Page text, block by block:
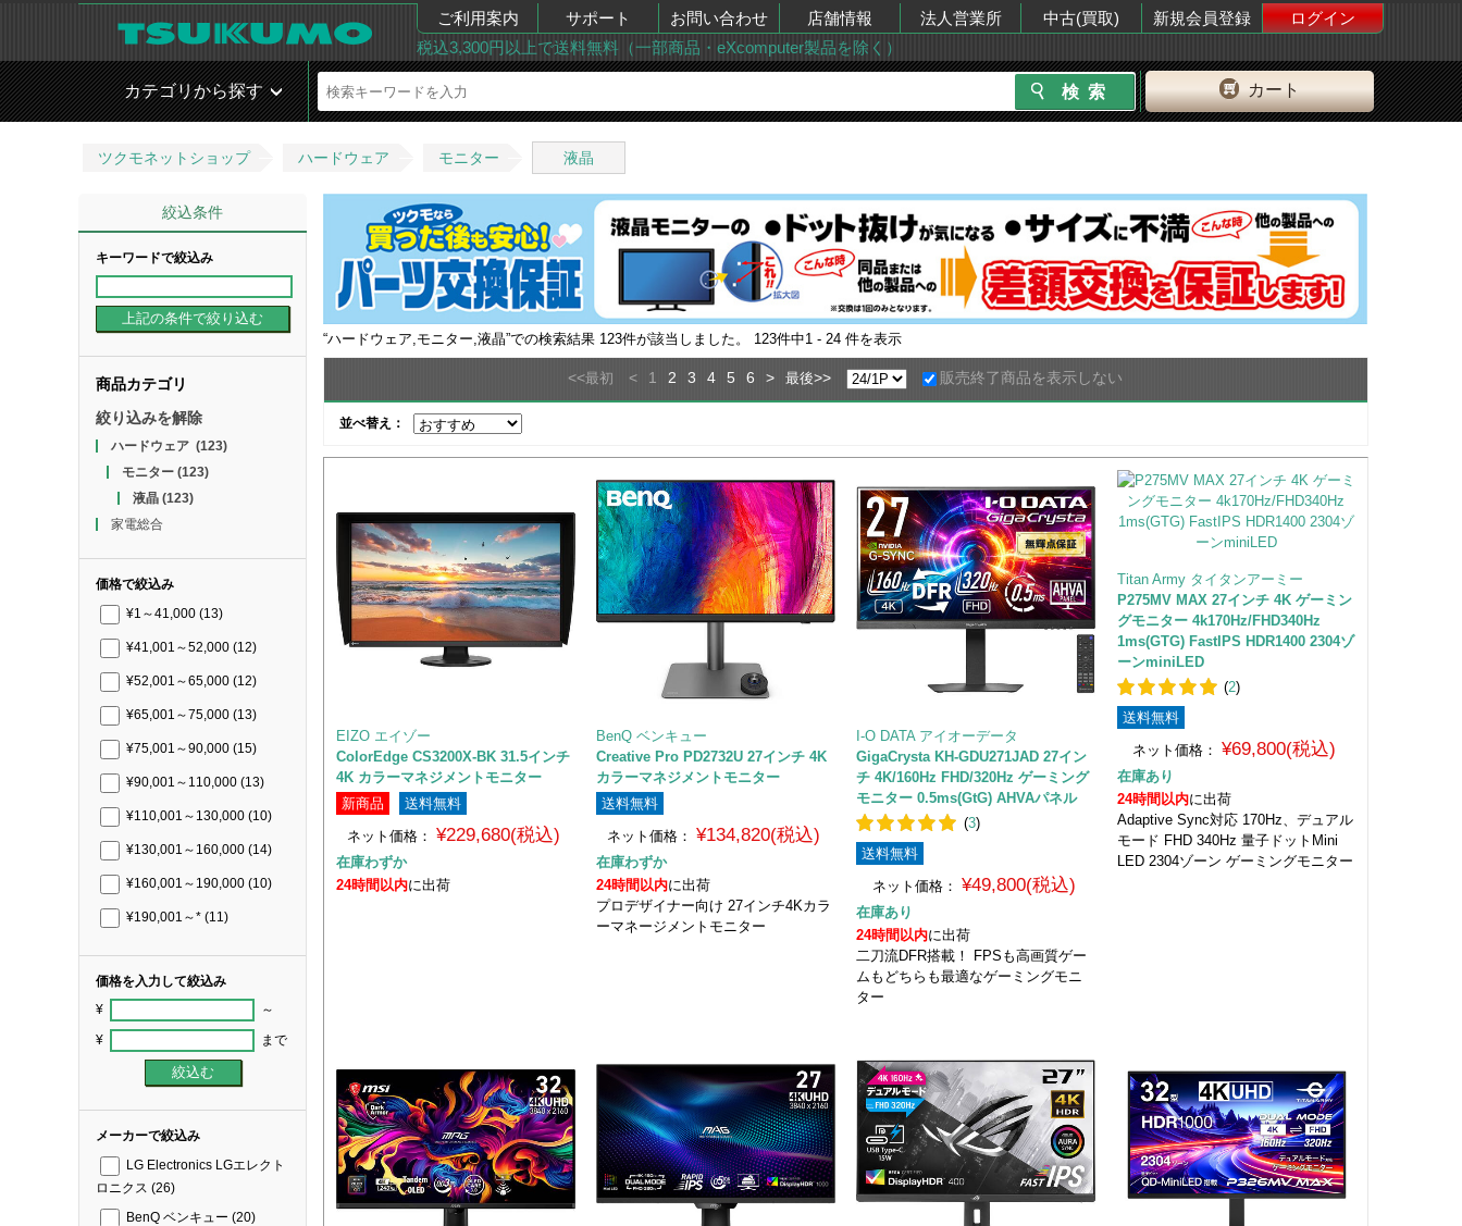
ご利用案内 サポート お問い合わせ 店舗情報 法人営業所 中古(買取) 新規会員登録
ログイン
税込3,300円以上で送料無料（一部商品・eXcomputer製品を除く）
カート
カテゴリから探す
ツクモネットショップ ハードウェア モニター 液晶
絞込条件
キーワードで絞込み
商品カテゴリ
絞り込みを解除
ハードウェア(123)
モニター(123)
液晶(123)
家電総合
価格で絞込み
¥1～41,000 (13)
¥41,001～52,000 (12)
¥52,001～65,000 (12)
¥65,001～75,000 (13)
¥75,001～90,000 (15)
¥90,001～110,000 (13)
¥110,001～130,000 (10)
¥130,001～160,000 (14)
¥160,001～190,000 (10)
¥190,001～* (11)
価格を入力して絞込み
¥ ～
¥ まで
メーカーで絞込み
LG Electronics LGエレクト
ロニクス (26)
BenQ ベンキュー (20)
“ハードウェア,モニター,液晶”での検索結果 123件が該当しました。 123件中1 - 24 件を表示
<<最初 < 1 2 3 4 5 6 > 最後>> 販売終了商品を表示しない
並べ替え：
EIZO エイゾー
ColorEdge CS3200X-BK 31.5インチ
4K カラーマネジメントモニター
新商品
送料無料
ネット価格： ¥229,680(税込)
在庫わずか
24時間以内に出荷
BenQ ベンキュー
Creative Pro PD2732U 27インチ 4K
カラーマネジメントモニター
送料無料
ネット価格： ¥134,820(税込)
在庫わずか
24時間以内に出荷
プロデザイナー向け 27インチ4Kカラ
ーマネージメントモニター
I-O DATA アイオーデータ
GigaCrysta KH-GDU271JAD 27イン
チ 4K/160Hz FHD/320Hz ゲーミング
モニター 0.5ms(GtG) AHVAパネル
(3)
送料無料
ネット価格： ¥49,800(税込)
在庫あり
24時間以内に出荷
二刀流DFR搭載！ FPSも高画質ゲー
ムもどちらも最適なゲーミングモニ
ター
Titan Army タイタンアーミー
P275MV MAX 27インチ 4K ゲーミン
グモニター 4k170Hz/FHD340Hz
1ms(GTG) FastIPS HDR1400 2304ゾ
ーンminiLED
(2)
送料無料
ネット価格： ¥69,800(税込)
在庫あり
24時間以内に出荷
Adaptive Sync対応 170Hz、デュアル
モード FHD 340Hz 量子ドットMini
LED 2304ゾーン ゲーミングモニター